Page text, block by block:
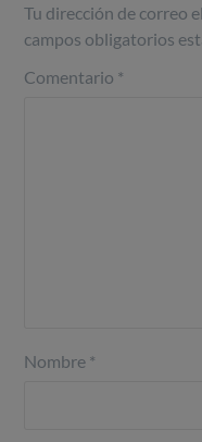
Tu dirección de correo
campos obligatorios
Comentario *
Nombre *